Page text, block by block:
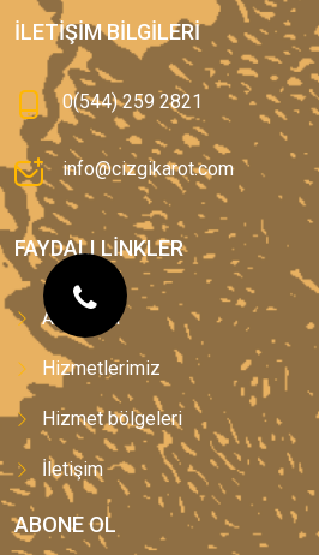
İLETIŞIM BILGILERI
0(544) 259 2821
info@cizgikarot.com
FAYDALI LINKLER
Anasayfa
Hizmetlerimiz
Hizmet bölgeleri
İletişim
ABONE OL